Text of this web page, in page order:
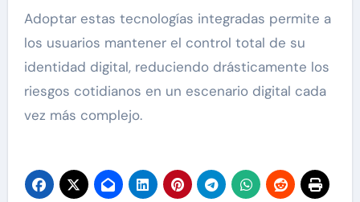
Adoptar estas tecnologías integradas permite a
los usuarios mantener el control total de su
identidad digital, reduciendo drásticamente los
riesgos cotidianos en un escenario digital cada
vez más complejo.